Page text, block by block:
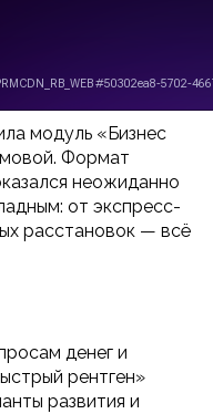
модуль «Бизнес
Формат
неожиданно
от экспресс-
расстановок — всё
денег и
рентген»
развития и